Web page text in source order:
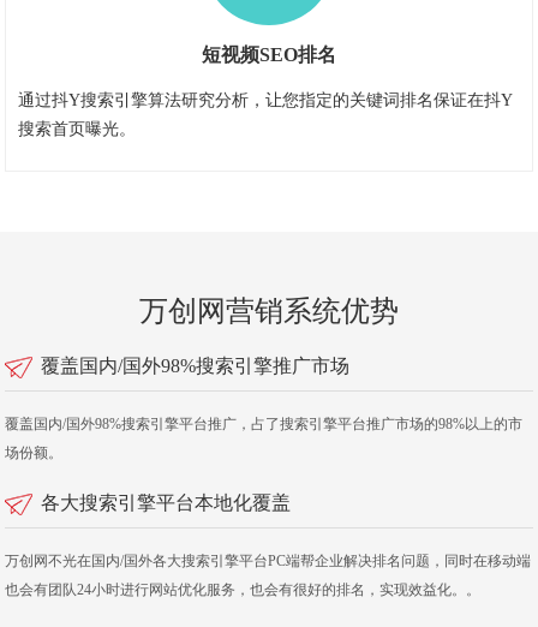
短视频SEO排名
通过抖Y搜索引擎算法研究分析，让您指定的关键词排名保证在抖Y
搜索首页曝光。
万创网营销系统优势
覆盖国内/国外98%搜索引擎推广市场
覆盖国内/国外98%搜索引擎平台推广，占了搜索引擎平台推广市场的98%以上的市
场份额。
各大搜索引擎平台本地化覆盖
万创网不光在国内/国外各大搜索引擎平台PC端帮企业解决排名问题，同时在移动端
也会有团队24小时进行网站优化服务，也会有很好的排名，实现效益化。。